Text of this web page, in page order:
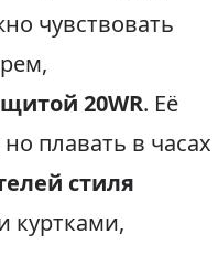
чувствовать
20WR. Её
плавать в часах
стиля
куртками,